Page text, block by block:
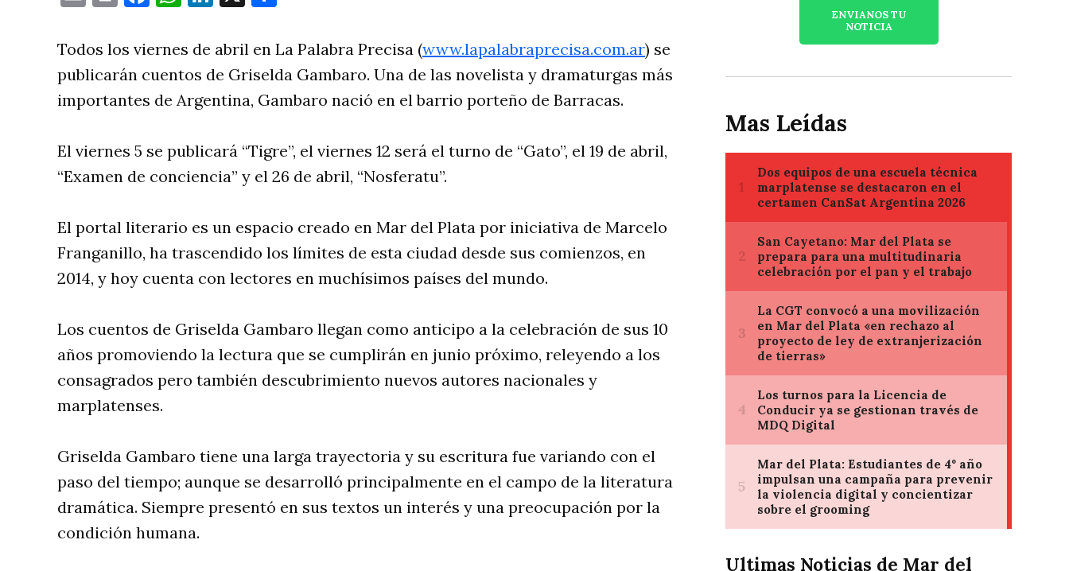
Todos los viernes de abril en La Palabra Precisa (www.lapalabraprecisa.com.ar) se
publicarán cuentos de Griselda Gambaro. Una de las novelista y dramaturgas más
importantes de Argentina, Gambaro nació en el barrio porteño de Barracas.
El viernes 5 se publicará “Tigre”, el viernes 12 será el turno de “Gato”, el 19 de abril,
“Examen de conciencia” y el 26 de abril, “Nosferatu”.
El portal literario es un espacio creado en Mar del Plata por iniciativa de Marcelo
Franganillo, ha trascendido los límites de esta ciudad desde sus comienzos, en
2014, y hoy cuenta con lectores en muchísimos países del mundo.
Los cuentos de Griselda Gambaro llegan como anticipo a la celebración de sus 10
años promoviendo la lectura que se cumplirán en junio próximo, releyendo a los
consagrados pero también descubrimiento nuevos autores nacionales y
marplatenses.
Griselda Gambaro tiene una larga trayectoria y su escritura fue variando con el
paso del tiempo; aunque se desarrolló principalmente en el campo de la literatura
dramática. Siempre presentó en sus textos un interés y una preocupación por la
condición humana.
ENVIANOS TU
NOTICIA
Mas Leídas
Ultimas Noticias de Mar del